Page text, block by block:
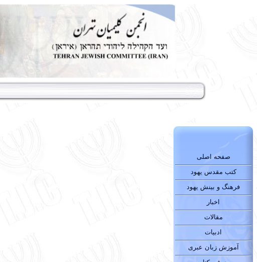
صفحه اصلی
کتب مقدس یهود
فرهنگ و بینش یهود
اخبار
مقالات
ادبیات
آموزش زبان عبری